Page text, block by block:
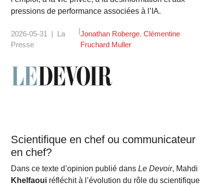
pressions de performance associées à l’IA.
2026-05-31
La
Presse
Jonathan Roberge Clémentine
Fruchard Muller
Scientifique en chef ou communicateur
en chef?
Dans ce texte d’opinion publié dansLe Devoir, Mahdi
Khelfaoui réfléchit à l’évolution du rôle du scientifique